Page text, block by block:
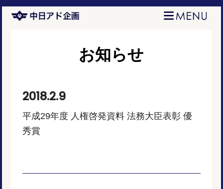
お知らせ
2018.2.9
平成29年度 人権啓発資料 法務大臣表彰 優
秀賞